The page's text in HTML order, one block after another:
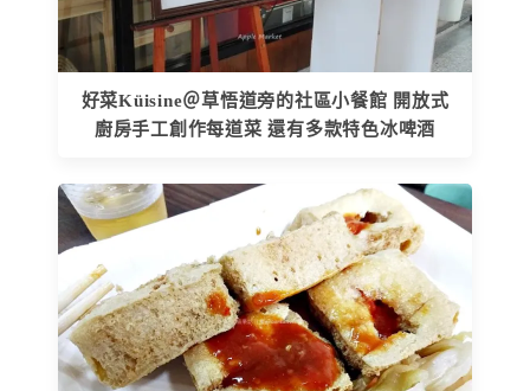
好菜Küisine＠草悟道旁的社區小餐館 開放式
廚房手工創作每道菜 還有多款特色冰啤酒